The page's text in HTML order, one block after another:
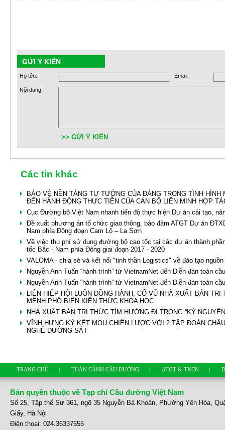
GỬI Ý KIẾN
Họ tên: Email:
Nội dung:
>> GỬI Ý KIẾN
Các tin khác
BẢO VỆ NỀN TẢNG TƯ TƯỞNG CỦA ĐẢNG TRONG TÌNH
ĐẾN HÀNH ĐỘNG THỰC TIỄN CỦA CÁN BỘ LIÊN MINH HỢP
Cục Đường bộ Việt Nam nhanh tiến độ thực hiện Dự án cải tạo,
Đề xuất phương án tổ chức giao thông, bảo đảm ATGT Dự án
Nam phía Đông đoạn Cam Lộ – La Sơn
Về việc thu phí sử dụng đường bộ cao tốc tại các dự án thành
tốc Bắc - Nam phía Đông giai đoạn 2017 - 2020
VALOMA - chia sẻ và kết nối "tinh thần Logistics" về đào tạo
Nguyễn Anh Tuấn “hành trình” từ VietnamNet đến Diễn đàn toàn
Nguyễn Anh Tuấn “hành trình” từ VietnamNet đến Diễn đàn toàn
LIÊN HIỆP HỘI LUÔN ĐỒNG HÀNH, CỔ VŨ NHÀ XUẤT BẢN
MỆNH PHỔ BIẾN KIẾN THỨC KHOA HỌC
NHÀ XUẤT BẢN TRI THỨC TÌM HƯỚNG ĐI TRONG “KỶ
VĨNH HƯNG KÝ KẾT MOU CHIẾN LƯỢC VỚI 2 TẬP ĐOÀN
NGHỆ ĐƯỜNG SẮT
TRANG CHỦ | TOÀN CẢNH CẦU ĐƯỜNG | ATGT & TKCN |
Bản quyền thuộc về Tạp chí Cầu đường Việt Nam
Số 25, Tập thể Sư 361, ngõ 35 Nguyễn Bá Khoản, Phường Yên Hòa,
Giấy, Hà Nội
Điện thoại: 024.36337655